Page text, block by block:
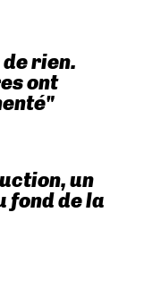
rien.
ont
un
fond de la